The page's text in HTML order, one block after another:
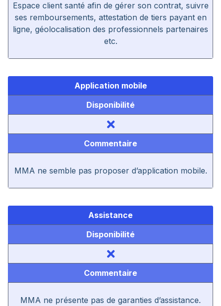
Espace client santé afin de gérer son contrat, suivre
ses remboursements, attestation de tiers payant en
ligne, géolocalisation des professionnels partenaires
etc.
Application mobile
Disponibilité
Commentaire
MMA ne semble pas proposer d’application mobile.
Assistance
Disponibilité
Commentaire
MMA ne présente pas de garanties d’assistance.